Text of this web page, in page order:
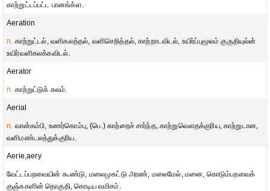
காற்றுட்டப்பட்ட பானங்க்ள.
Aeration
n. காற்றுட்டல், வளிகலத்தல், வளிசெறித்தல், காற்றாடவிடல், உயிர்ப்புமூலம் குருதியுல்ன்
உயிர்வளிகலக்கவிடல்.
Aerator
n. காற்றுட்டுக் கலம்.
Aerial
n. வான்கம்பி, உணர்கொம்பு, (பெ.) காற்றைச் சார்ந்த, காற்றுவௌதக்குரிய, காற்றுடான,
வளிமண்டலத்துக்குரிய.
Aerie,aery
வேட்டப்பறவையின் கூண்டு, மலைமுகட்டு அரண், மலைமேல், மனை, கொடும்பறவைக்
குஞ்சுகளின் தொகுதி, கொடிய வமிசம்.